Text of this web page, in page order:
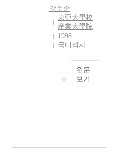
다
강주순
東亞大學校
産業大學院
1998
국내석사
원문
보기